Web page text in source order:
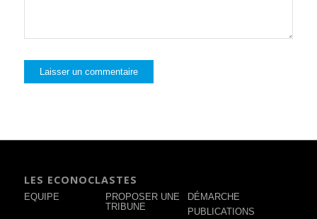
LES ECONOCLASTES
EQUIPE
PROPOSER UNE
TRIBUNE
DÉMARCHE
PUBLICATIONS